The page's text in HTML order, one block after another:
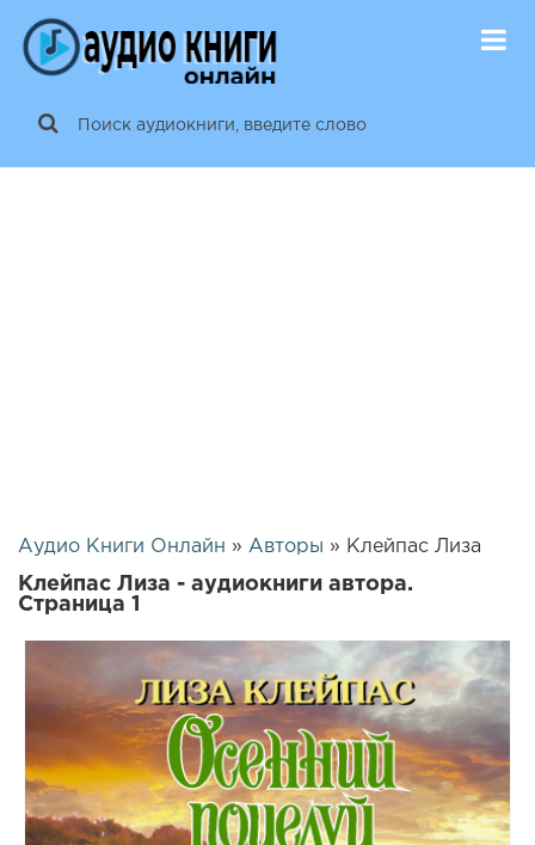
Аудио Книги Онлайн » Авторы » Клейпас Лиза
Клейпас Лиза - аудиокниги автора.
Страница 1